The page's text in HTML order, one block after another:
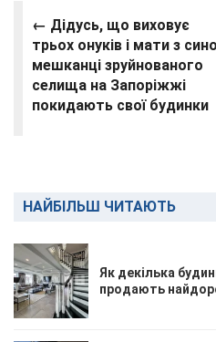
← Дідусь, що виховує
трьох онуків і мати з
мешканці зруйнованого
селища на Запоріжжі
покидають свої будинки
НАЙБІЛЬШ ЧИТАЮТЬ
Як декілька
продають